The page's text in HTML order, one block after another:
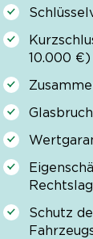
10.000 €)
Glasbruch
Schutz